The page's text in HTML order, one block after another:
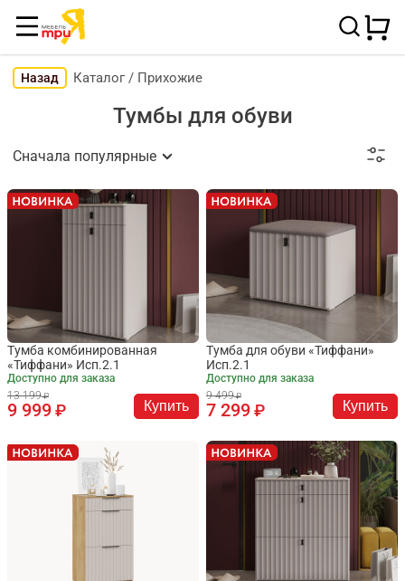
Назад Каталог / Прихожие
Тумбы для обуви
Сначала популярные
Тумба комбинированная
«Тиффани» Исп.2.1
Доступно для заказа
13 199
9 999 Купить
Тумба для обуви «Тиффани»
Исп.2.1
Доступно для заказа
9 499
7 299 Купить